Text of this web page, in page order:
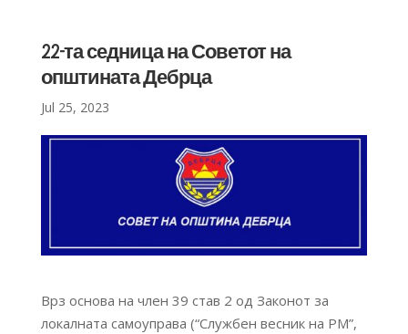
22-та седница на Советот на
општината Дебрца
Jul 25, 2023
Врз основа на член 39 став 2 од Законот за
локалната самоуправа (“Службен весник на РМ”,